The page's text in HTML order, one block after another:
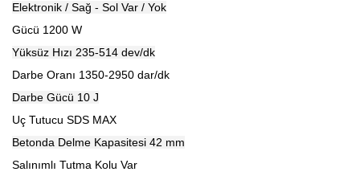
Elektronik / Sağ - Sol Var / Yok
Gücü 1200 W
Yüksüz Hızı 235-514 dev/dk
Darbe Oranı 1350-2950 dar/dk
Darbe Gücü 10 J
Uç Tutucu SDS MAX
Betonda Delme Kapasitesi 42 mm
Salınımlı Tutma Kolu Var